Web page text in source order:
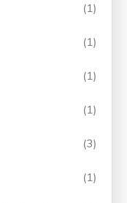
(1)
(1)
(1)
(1)
(3)
(1)